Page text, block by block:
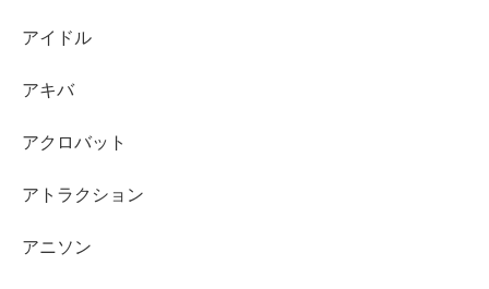
アイドル
アキバ
アクロバット
アトラクション
アニソン